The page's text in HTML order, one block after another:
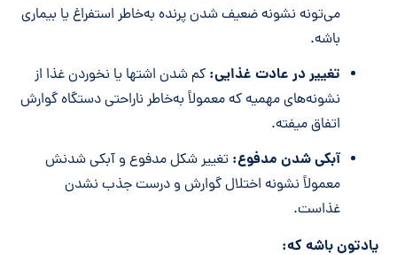
می‌تونه نشونه ضعیف شدن پرنده به‌خاطر استفراغ یا بیماری
باشه.
تغییر در عادت غذایی: کم شدن اشتها یا نخوردن غذا از
نشونه‌های مهمیه که معمولاً به‌خاطر ناراحتی دستگاه گوارش
اتفاق میفته.
آبکی شدن مدفوع: تغییر شکل مدفوع و آبکی شدنش
معمولاً نشونه اختلال گوارش و درست جذب نشدن
غذاست.
یادتون باشه که: